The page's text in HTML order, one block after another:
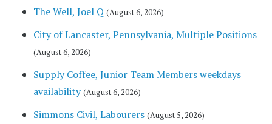
The Well, Joel Q (August 6, 2026)
City of Lancaster, Pennsylvania, Multiple Positions
(August 6, 2026)
Supply Coffee, Junior Team Members weekdays
availability (August 6, 2026)
Simmons Civil, Labourers (August 5, 2026)